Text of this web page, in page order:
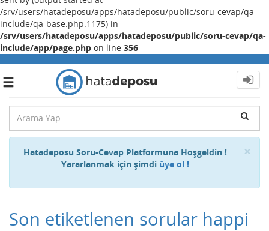
/srv/users/hatadeposu/apps/hatadeposu/public/soru-cevap/qa-
include/qa-base.php:1175) in
/srv/users/hatadeposu/apps/hatadeposu/public/soru-cevap/qa-
include/app/page.php on line 356
Toggle
×
Hatadeposu Soru-Cevap Platformuna Hoşgeldin !
Yararlanmak için şimdi üye ol !
Son etiketlenen sorular happi